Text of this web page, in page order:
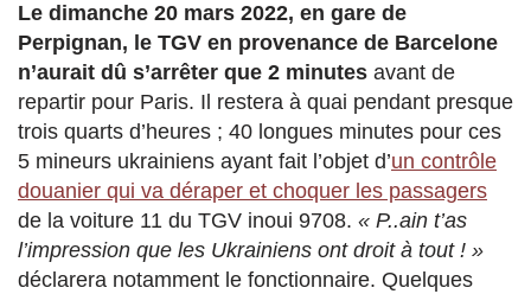
Le dimanche 20 mars 2022, en gare de
Perpignan, le TGV en provenance de Barcelone
n’aurait dû s’arrêter que 2 minutes avant de
repartir pour Paris. Il restera à quai pendant presque
trois quarts d’heures ; 40 longues minutes pour ces
5 mineurs ukrainiens ayant fait l’objet d’un contrôle
douanier qui va déraper et choquer les passagers
de la voiture 11 du TGV inoui 9708. « P..ain t’as
l’impression que les Ukrainiens ont droit à tout ! »
déclarera notamment le fonctionnaire. Quelques